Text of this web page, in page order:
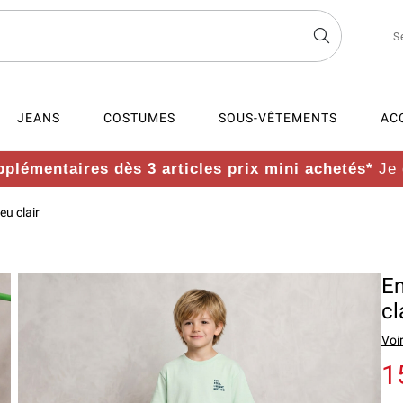
JEANS COSTUMES SOUS-VÊTEMENTS
dès 3 articles prix mini achetés* Je
clair